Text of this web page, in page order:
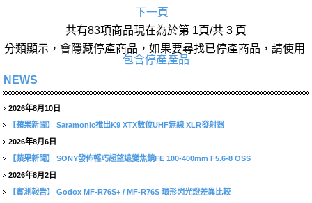
下一頁
共有83項商品現在為於第 1頁/共 3 頁
分類顯示，會隱藏停產商品，如果要尋找已停產商品，請使用
包含停產產品
NEWS
2026年8月10日
【蘋果新聞】
Saramonic推出K9 XTX數位UHF無線 XLR發射器
2026年8月6日
【蘋果新聞】
SONY發佈輕巧超望遠變焦鏡FE 100-400mm F5.6-8 OSS
2026年8月2日
【實測報告】
Godox MF-R76S+ / MF-R76S 環形閃光燈差異比較